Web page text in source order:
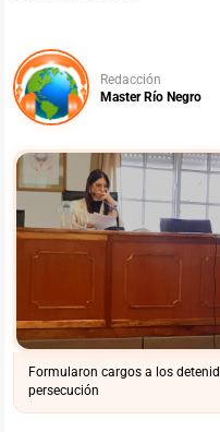
Redacción
Master Río Negro
Formularon cargos a los
persecución